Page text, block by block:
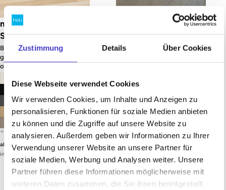
Zustimmung Details Über Cookies
Diese Webseite verwendet Cookies
Wir verwenden Cookies, um Inhalte und Anzeigen zu
personalisieren, Funktionen für soziale Medien anbieten
zu können und die Zugriffe auf unsere Website zu
analysieren. Außerdem geben wir Informationen zu Ihrer
Verwendung unserer Website an unsere Partner für
soziale Medien, Werbung und Analysen weiter. Unsere
Partner führen diese Informationen möglicherweise mit
weiteren Daten zusammen, die Sie ihnen bereitgestellt
m500 – Gestell
Schwarz (glatt)
Besprechungstisch mit
gerundeter Tischplatte und
optionalem
Kabelmanagement
ab €889,00 EUR
inkl. 20% MwSt. (Netto: €740,83)
s60 Couchtisch –
Gestell Schwarz
(glatt)
ab€169,00 EUR
inkl. 20% MwSt. (Netto: €140,83)